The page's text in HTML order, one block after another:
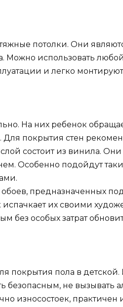
потолки. Они
Можно использовать
и легко
На них ребенок
Для покрытия стен
состоит из винила.
Особенно подойдут
предназначенных
их своими
без особых затрат
покрытия пола в
безопасным, не
износостоек,